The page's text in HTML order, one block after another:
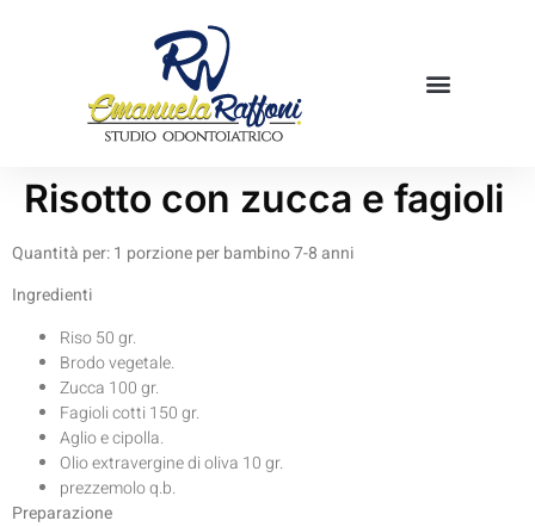
Risotto con zucca e fagioli
Quantità per: 1 porzione per bambino 7-8 anni
Ingredienti
Riso 50 gr.
Brodo vegetale.
Zucca 100 gr.
Fagioli cotti 150 gr.
Aglio e cipolla.
Olio extravergine di oliva 10 gr.
prezzemolo q.b.
Preparazione